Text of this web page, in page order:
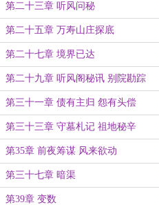
第二十三章 听风问秘
第二十五章 万寿山庄探底
第二十七章 境界已达
第二十九章 听风阁秘讯 别院勘踪
第三十一章 债有主归 怨有头偿
第三十三章 守墓札记 祖地秘辛
第35章 前夜筹谋 风来欲动
第三十七章 暗渠
第39章 变数